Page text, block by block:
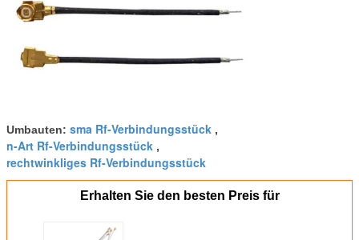
Umbauten: sma Rf-Verbindungsstück ,
n-Art Rf-Verbindungsstück ,
rechtwinkliges Rf-Verbindungsstück
Erhalten Sie den besten Preis für